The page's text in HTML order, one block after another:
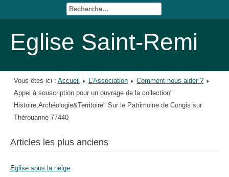
Eglise Saint-Remi
Vous êtes ici : Accueil L'Association
Comment nous aider ?
Appel à souscription pour un ouvrage de la collection"
Histoire,Archéologie&Territoire" Sur le Patrimoine de Congis sur
Thérouanne 77440
Articles les plus anciens
Eglise sous la neige